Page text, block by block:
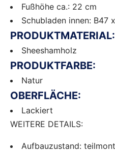
Fußhöhe ca.: 22 cm
Schubladen innen: B47
PRODUKTMATERIAL:
Sheeshamholz
PRODUKTFARBE:
Natur
OBERFLÄCHE:
Lackiert
WEITERE DETAILS:
Aufbauzustand: